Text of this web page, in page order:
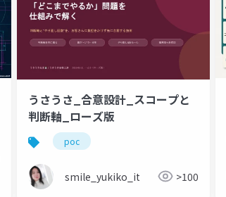
うさうさ_合意設計_スコープと
判断軸_ローズ版
poc
smile_yukiko_it >100